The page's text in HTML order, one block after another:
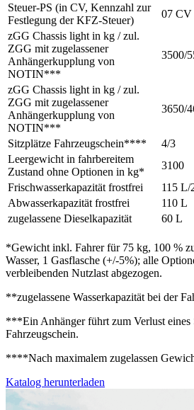
Steuer-PS (in CV, Kennzahl zur
Festlegung der KFZ-Steuer)
07 CV
zGG Chassis light in kg / zul.
ZGG mit zugelassener
Anhängerkupplung von
NOTIN***
3500/
zGG Chassis light in kg / zul.
ZGG mit zugelassener
Anhängerkupplung von
NOTIN***
3650/
Sitzplätze Fahrzeugschein****
4/3
Leergewicht in fahrbereitem
Zustand ohne Optionen in kg*
3100
Frischwasserkapazität frostfrei
115
Abwasserkapazität frostfrei
110 L
zugelassene Dieselkapazität
60 L
*Gewicht inkl. Fahrer für 75 kg, 100 %
Wasser, 1 Gasflasche (+/-5%); alle
verbleibenden Nutzlast abgezogen.
**zugelassene Wasserkapazität bei der
***Ein Anhänger führt zum Verlust eines
Fahrzeugschein.
****Nach maximalem zugelassen
Katalog herunterladen